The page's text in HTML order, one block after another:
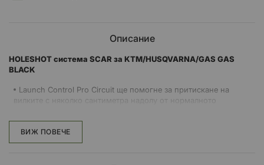
Описание
HOLESHOT система SCAR за KTM/HUSQVARNA/GAS GAS
BLACK
Launch Control Pro Circuit ще помогне за притискане на
вилките с няколко сантиметра надолу от нормалното
Когато са заключени в началото на състезанието, по-
голямото натоварване ще бъде поставено върху предната част,
а не върху задната, което ще намали вероятността от
ВИЖ ПОВЕЧЕ